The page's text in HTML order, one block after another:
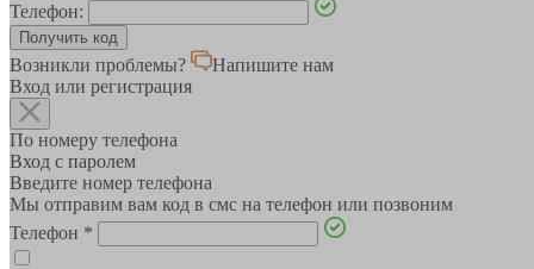
Телефон:
Возникли проблемы?
Напишите нам
Вход или регистрация
По номеру телефона
Вход с паролем
Введите номер телефона
Мы отправим вам код в смс на телефон или позвоним
Телефон *